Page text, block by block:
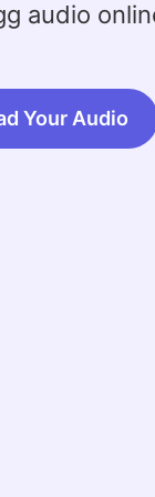
audio
Your Audio